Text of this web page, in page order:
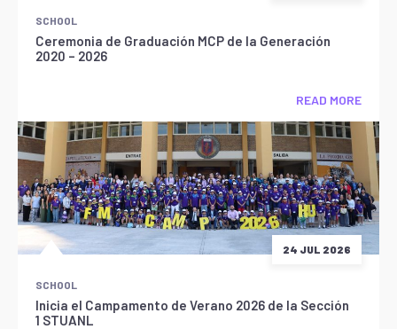
SCHOOL
Ceremonia de Graduación MCP de la Generación
2020 – 2026
READ MORE
24 JUL 2026
SCHOOL
Inicia el Campamento de Verano 2026 de la Sección
1 STUANL